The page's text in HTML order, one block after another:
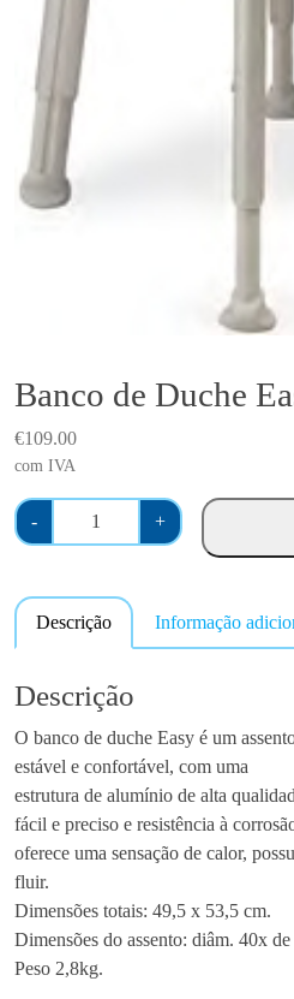
Banco de Duche
€109.00
com IVA
-
Q
u
n
i
d
a
d
e
d
e
B
a
n
c
o
+
Descrição Informação
Descrição
O banco de duche Easy é um
estável e confortável, com uma
estrutura de alumínio de alta
fácil e preciso e resistência à
oferece uma sensação de calor,
fluir.
Dimensões totais: 49,5 x 53,5 cm.
Dimensões do assento: diâm. 40x
Peso 2,8kg.